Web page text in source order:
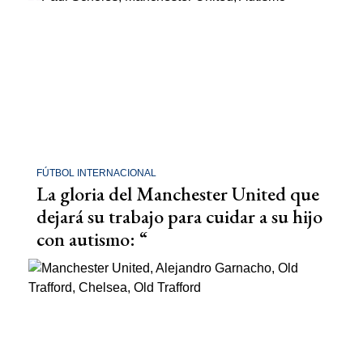
FÚTBOL INTERNACIONAL
La gloria del Manchester United que
dejará su trabajo para cuidar a su hijo
con autismo: “